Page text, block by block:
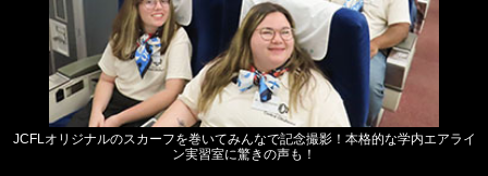
JCFLオリジナルのスカーフを巻いてみんなで記念撮影！本格的な学内エアライ
ン実習室に驚きの声も！